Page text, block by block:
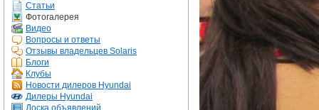
Статьи
Фотогалерея
Видео
Вопросы и ответы
Отзывы владельцев Solaris
Блоги
Клубы
Новости дилеров Hyundai
Дилеры Hyundai
Доска объявлений